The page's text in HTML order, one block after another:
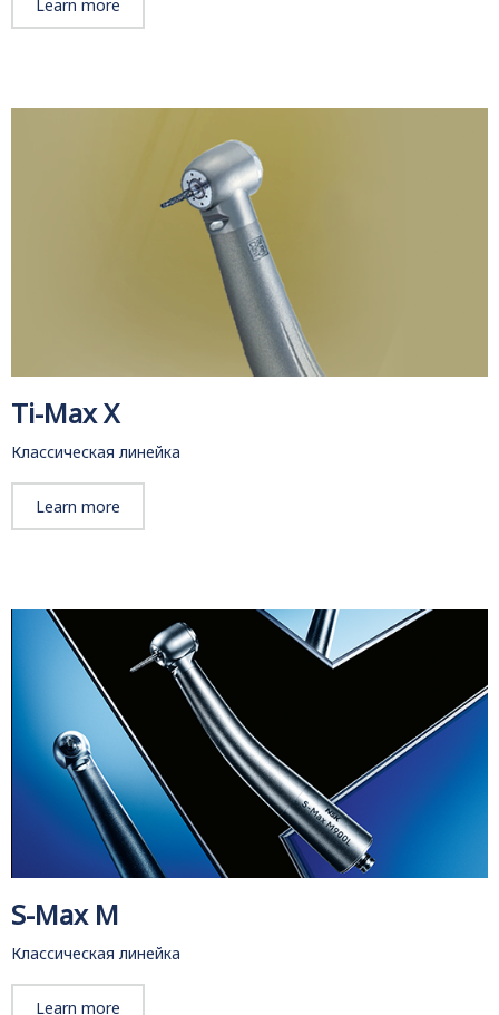
Learn more
Ti-Max X
Классическая линейка
Learn more
S-Max M
Классическая линейка
Learn more